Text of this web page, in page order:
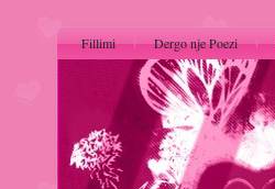
Fillimi Dergo nje Poezi